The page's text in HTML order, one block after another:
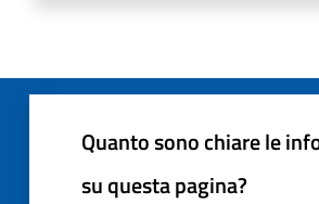
Quanto sono chiare le
su questa pagina?